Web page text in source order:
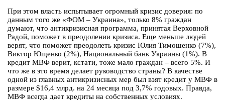
При этом власть испытывает огромный кризис доверия: по
данным того же «ФОМ – Украина», только 8% граждан
думают, что антикризисная программа, принятая Верховной
Радой, поможет в преодолении кризиса. Еще меньше людей
верят, что поможет преодолеть кризис Юлия Тимошенко (7%),
Виктор Ющенко (2%), Национальный банк Украины (1%). В
кредит МВФ верит, кстати, тоже мало граждан – всего 5%. И
что же в это время делает руководство страны? В качестве
одной из главных антикризисных мер был взят кредит у МВФ в
размере $16,4 млрд. на 24 месяца под 3,7% годовых. Правда,
МВФ всегда дает кредиты на собственных условиях.